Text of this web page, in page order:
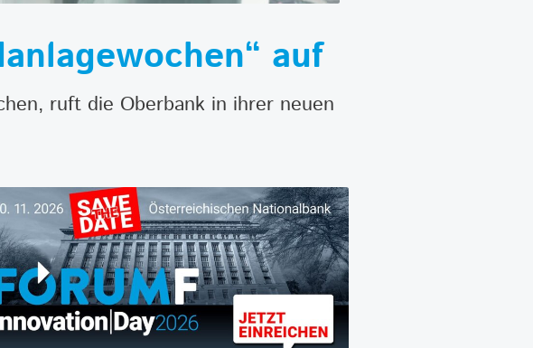
auf
ruft die Oberbank in ihrer neuen